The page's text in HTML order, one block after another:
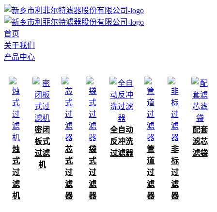
首页
关于我们
产品中心
烛
式
过
滤
机
密闭
板式
过滤
机
芯
式
过
滤
器
袋
式
过
滤
器
全自动
反冲洗
过滤器
管
道
过
滤
器
非
标
过
滤
器
配套
滤芯
滤袋